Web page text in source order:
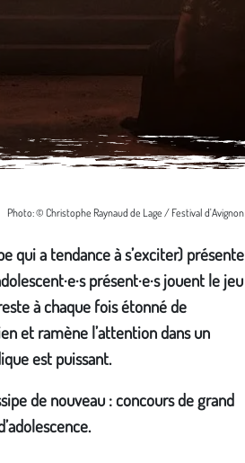
Photo: © Christophe Raynaud de Lage / Festival d'Avignon
qui a tendance à s’exciter) présente
présent·e·s jouent le jeu
à chaque fois étonné de
et ramène l’attention dans un
est puissant.
de nouveau : concours de grand